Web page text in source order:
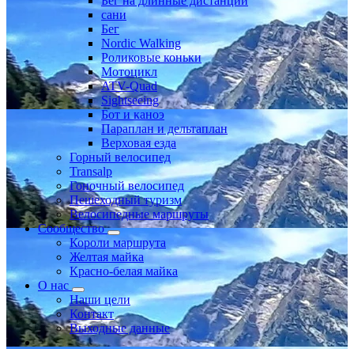
сани
Бег
Nordic Walking
Роликовые коньки
Мотоцикл
ATV-Quad
Sightseeing
Бот и каноэ
Параплан и дельтаплан
Верховая езда
Горный велосипед
Transalp
Гоночный велосипед
Пешеходный туризм
Велосипедные маршруты
Сообщество
Короли маршрута
Желтая майка
Красно-белая майка
О нас
Наши цели
Контакт
Выходные данные